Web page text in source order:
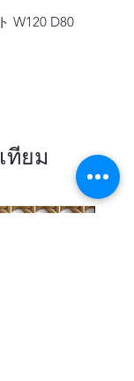
W120 D80
ทียม